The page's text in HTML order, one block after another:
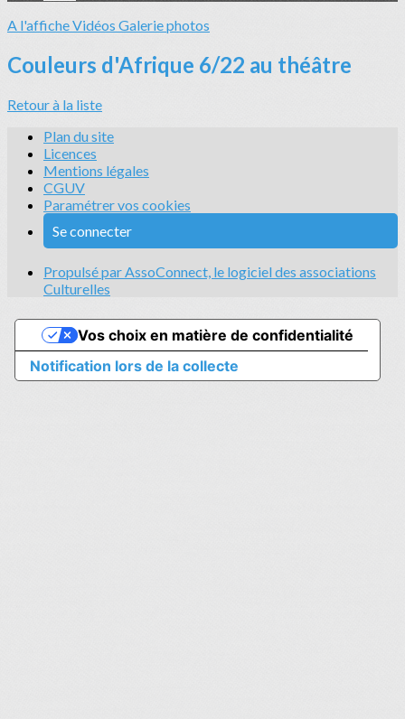
A l'afficheVidéos Galerie photos
Couleurs d'Afrique 6/22 au théâtre
Retour à la liste
Plan du site
Licences
Mentions légales
CGUV
Paramétrer vos cookies
Se connecter
Propulsé par AssoConnect, le logiciel des associations
Culturelles
Notification lors de la collecte
Vos choix en matière de confidentialité